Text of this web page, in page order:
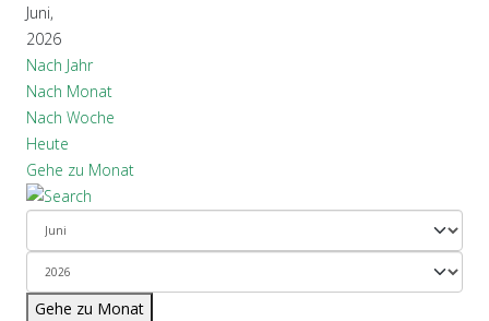
Juni,
2026
Nach Jahr
Nach Monat
Nach Woche
Heute
Gehe zu Monat
Gehe zu Monat